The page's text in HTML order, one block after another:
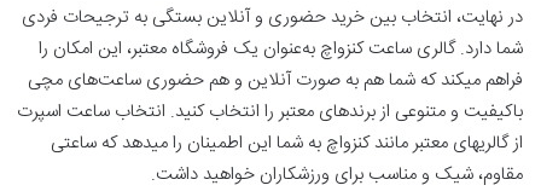
در نهایت، انتخاب بین خرید حضوری و آنلاین بستگی به ترجیحات فردی
شما دارد. گالری ساعت کنزواچ به‌عنوان یک فروشگاه معتبر، این امکان را
فراهم میکند که شما هم به صورت آنلاین و هم حضوری ساعت‌های مچی
باکیفیت و متنوعی از برندهای معتبر را انتخاب کنید. انتخاب ساعت اسپرت
از گالریهای معتبر مانند کنزواچ به شما این اطمینان را میدهد که ساعتی
مقاوم، شیک و مناسب برای ورزشکاران خواهید داشت.